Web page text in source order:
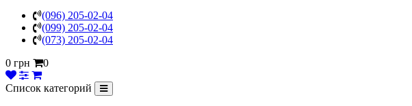
(096) 205-02-04
(099) 205-02-04
(073) 205-02-04
0 грн
0
Список категорий